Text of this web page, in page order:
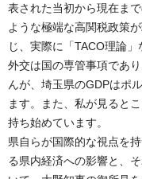
表された当初から現在ま
ような極端な高関税政策
じ、実際に「TACO理論」
外交は国の専管事項であ
んが、埼玉県のGDPはポ
ます。また、私が見ると
持ち始めています。
県自らが国際的な視点を
る県内経済への影響と、